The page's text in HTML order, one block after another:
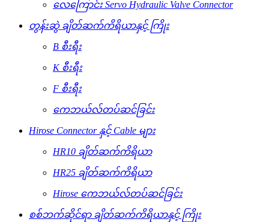
လေကြောင်း Servo Hydraulic Valve Connector
တွန်းဆွဲ ချိတ်ဆက်ကိရိယာနှင့် ကြိုး
B စီးရီး
K စီးရီး
F စီးရီး
ကေဘယ်လ်တပ်ဆင်ခြင်း
Hirose Connector နှင့် Cable များ
HR10 ချိတ်ဆက်ကိရိယာ
HR25 ချိတ်ဆက်ကိရိယာ
Hirose ကေဘယ်လ်တပ်ဆင်ခြင်း
စစ်ဘက်ဆိုင်ရာ ချိတ်ဆက်ကိရိယာနှင့် ကြိုး